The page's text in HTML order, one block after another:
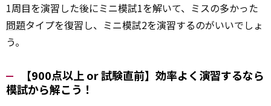
1周目を演習した後にミニ模試1を解いて、ミスの多かった
問題タイプを復習し、ミニ模試2を演習するのがいいでしょ
う。
【900点以上 or 試験直前】効率よく演習するなら
模試から解こう！